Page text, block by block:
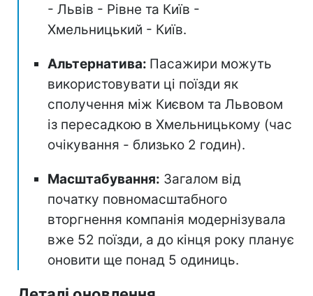
- Львів - Рівне та Київ -
Хмельницький - Київ.
Альтернатива: Пасажири можуть
використовувати ці поїзди як
сполучення між Києвом та Львовом
із пересадкою в Хмельницькому (час
очікування - близько 2 годин).
Масштабування: Загалом від
початку повномасштабного
вторгнення компанія модернізувала
вже 52 поїзди, а до кінця року планує
оновити ще понад 5 одиниць.